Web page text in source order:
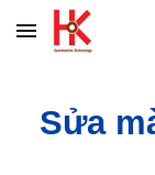
Skip to main
Sửa